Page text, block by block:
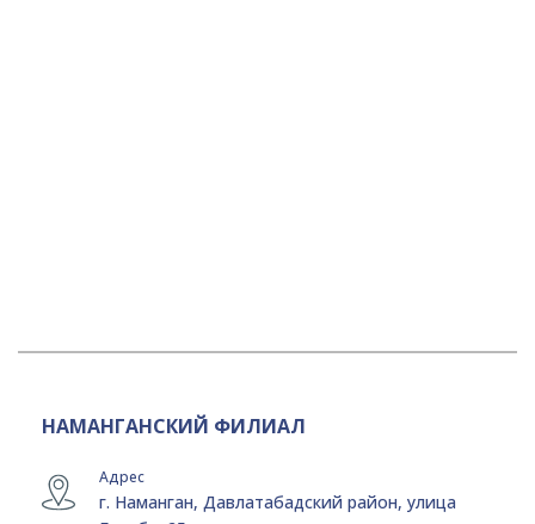
НАМАНГАНСКИЙ ФИЛИАЛ
Адрес
г. Наманган, Давлатабадский район, улица